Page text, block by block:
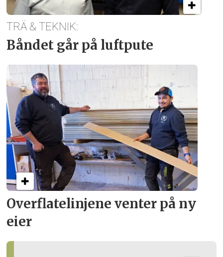
Overflate­linjene venter på ny
eier
TRÄ & TEKNIK:
Båndet går på luftpute